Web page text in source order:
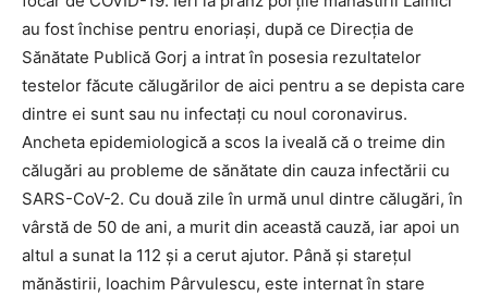
au fost închise pentru enoriași, după ce Direcția de
Sănătate Publică Gorj a intrat în posesia rezultatelor
testelor făcute călugărilor de aici pentru a se depista care
dintre ei sunt sau nu infectați cu noul coronavirus.
Ancheta epidemiologică a scos la iveală că o treime din
călugări au probleme de sănătate din cauza infectării cu
SARS-CoV-2. Cu două zile în urmă unul dintre călugări, în
vârstă de 50 de ani, a murit din această cauză, iar apoi un
altul a sunat la 112 și a cerut ajutor. Până și starețul
mănăstirii, Ioachim Pârvulescu, este internat în stare